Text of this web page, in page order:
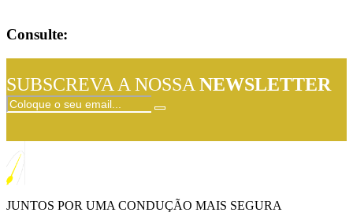
Consulte:
SUBSCREVA A NOSSA NEWSLETTER
JUNTOS POR UMA CONDUÇÃO MAIS SEGURA